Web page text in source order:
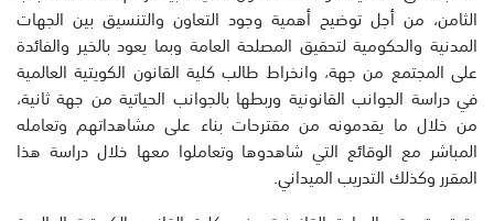
الثامن، من أجل توضيح أهمية وجود التعاون والتنسيق بين الجهات
المدنية والحكومية لتحقيق المصلحة العامة وبما يعود بالخير والفائدة
على المجتمع من جهة، وانخراط طالب كلية القانون الكويتية العالمية
في دراسة الجوانب القانونية وربطها بالجوانب الحياتية من جهة ثانية،
من خلال ما يقدمونه من مقترحات بناء على مشاهداتهم وتعامله
المباشر مع الوقائع التي شاهدوها وتعاملوا معها خلال دراسة هذا
المقرر وكذلك التدريب الميداني.